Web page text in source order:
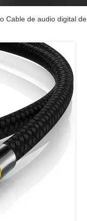
Cable de audio digital